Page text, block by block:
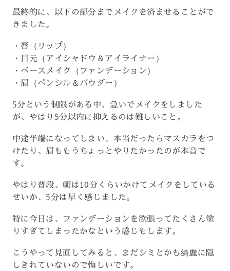
最終的に、以下の部分までメイクを済ませることがで
きました。
・唇（リップ）
・目元（アイシャドウ＆アイライナー）
・ベースメイク（ファンデーション）
・眉（ペンシル＆パウダー）
5分という制限がある中、急いでメイクをしました
が、やはり5分以内に抑えるのは難しいこと。
中途半端になってしまい、本当だったらマスカラをつ
けたり、眉ももうちょっとやりたかったのが本音で
す。
やはり普段、朝は10分くらいかけてメイクをしている
せいか、5分は早く感じました。
特に今日は、ファンデーションを欲張ってたくさん塗
りすぎてしまったかなという感じもします。
こうやって見直してみると、まだシミとかも綺麗に隠
しきれていないので悔しいです。